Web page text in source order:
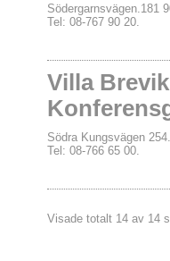
Södergarnsvägen.181
Tel: 08-767 90 20.
Villa
Södra Kungsvägen
Tel: 08-766 65 00.
Visade totalt 14 av 14